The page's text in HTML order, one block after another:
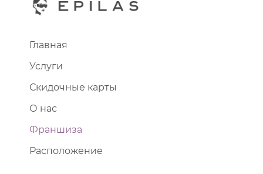
Главная
Услуги
Скидочные карты
О нас
Франшиза
Расположение